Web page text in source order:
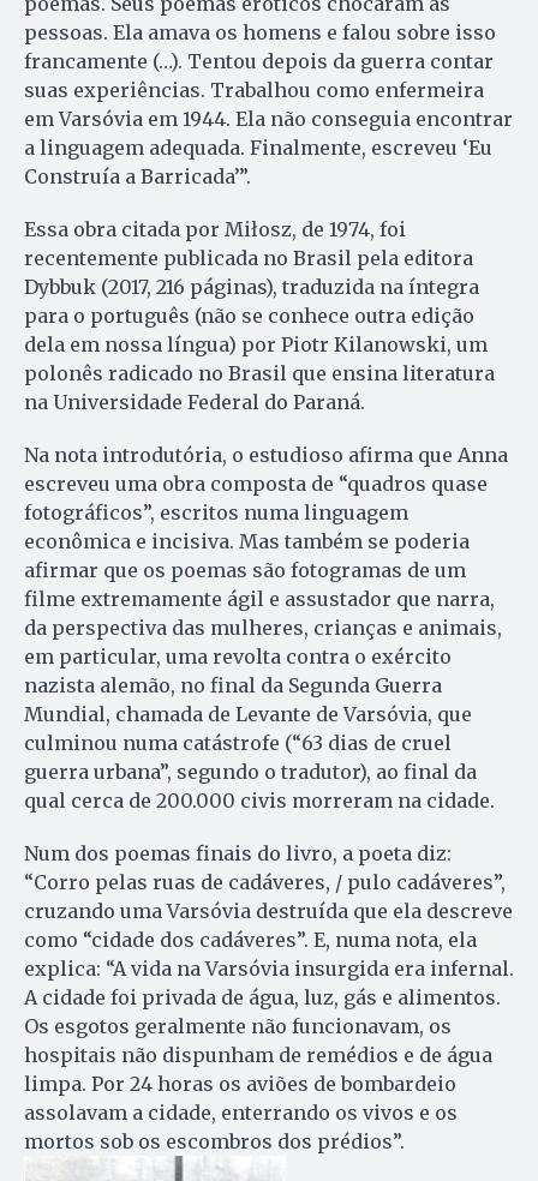
pessoas. Ela amava os homens e falou sobre isso
francamente (…). Tentou depois da guerra contar
suas experiências. Trabalhou como enfermeira
em Varsóvia em 1944. Ela não conseguia encontrar
a linguagem adequada. Finalmente, escreveu ‘Eu
Construía a Barricada’”.
Essa obra citada por Miłosz, de 1974, foi
recentemente publicada no Brasil pela editora
Dybbuk (2017, 216 páginas), traduzida na íntegra
para o português (não se conhece ou­tra edição
dela em nossa língua) por Piotr Kilanowski, um
polonês radicado no Brasil que ensina literatura
na Universidade Federal do Paraná.
Na nota introdutória, o estudioso afirma que Anna
escreveu uma obra composta de “quadros quase
fotográficos”, escritos numa linguagem
econômica e incisiva. Mas também se poderia
afirmar que os poemas são fotogramas de um
filme extremamente ágil e assustador que narra,
da perspectiva das mulheres, crianças e animais,
em particular, uma revolta contra o exército
nazista alemão, no final da Segunda Guerra
Mundial, chamada de Levante de Varsóvia, que
culminou numa catástrofe (“63 dias de cruel
guerra urbana”, segundo o tradutor), ao final da
qual cerca de 200.000 civis morreram na cidade.
Num dos poemas finais do livro, a poeta diz:
“Corro pelas ruas de cadáveres, / pulo cadáveres”,
cruzando uma Varsóvia destruída que ela descreve
como “cidade dos cadáveres”. E, numa nota, ela
explica: “A vida na Varsóvia insurgida era infernal.
A cidade foi privada de água, luz, gás e alimentos.
Os esgotos geralmente não funcionavam, os
hospitais não dispunham de remédios e de água
limpa. Por 24 horas os aviões de bombardeio
assolavam a cidade, enterrando os vivos e os
mortos sob os escombros dos prédios”.